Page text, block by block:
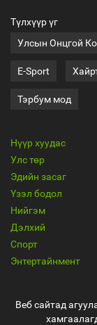
Түлхүүр үг
Улсын Онцгой
E-Sport
Тэрбум мод
Нүүр хуудас
Улс төр
Эдийн засаг
Үзэл бодол
Нийгэм
Дэлхий
Спорт
Энтертайнмент
Веб сайтад